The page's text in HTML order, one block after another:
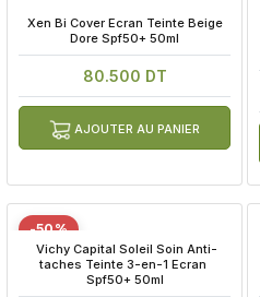
Xen Bi Cover Ecran Teinte Beige
Dore Spf50+ 50ml
80.500 DT
AJOUTER AU PANIER
-50%
Vichy Capital Soleil Soin Anti-
taches Teinte 3-en-1 Ecran
Spf50+ 50ml